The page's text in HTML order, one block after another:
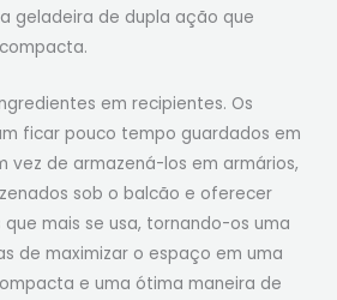
geladeira de dupla ação que
em recipientes. Os
ficar pouco tempo guardados em
vez de armazená-los em armários,
sob o balcão e oferecer
mais se usa, tornando-os uma
de maximizar o espaço em uma
e uma ótima maneira de